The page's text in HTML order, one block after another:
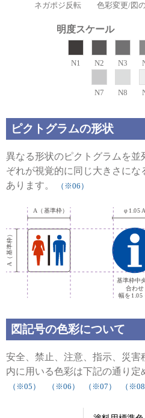
ネガポジ反転 色彩変更/図
明度スケール
N1 N2 N3
N7 N8
ピクトグラムの形状
異なる形状のピクトグラムを
ぞれが視覚的に同じ大きさに
あります。
（※06）
図記号の色彩について
安全、禁止、注意、指示、災害
内に用いる色彩は下記の通り定
（※05） （※06） （※07） （※08